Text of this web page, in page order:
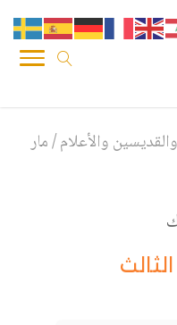
والأعلام/مار